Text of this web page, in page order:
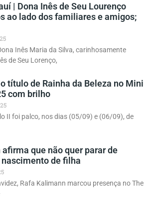
| Dona Inês de Seu Lourenço
ao lado dos familiares e amigos;
Inês Maria da Silva, carinhosamente
de Seu Lorenço,
título de Rainha da Beleza no Mini
com brilho
II foi palco, nos dias (05/09) e (06/09), de
que não quer parar de
de filha
Rafa Kalimann marcou presença no The